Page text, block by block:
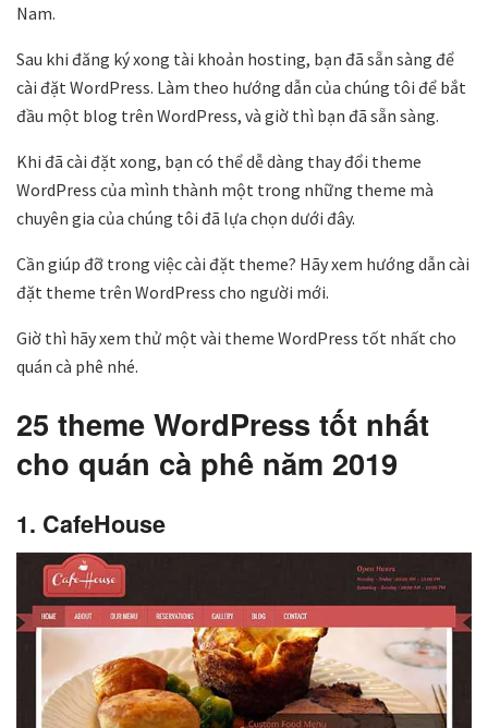
Nam.
Sau khi đăng ký xong tài khoản hosting, bạn đã sẵn sàng để
cài đặt WordPress. Làm theo hướng dẫn của chúng tôi để bắt
đầu một blog trên WordPress, và giờ thì bạn đã sẵn sàng.
Khi đã cài đặt xong, bạn có thể dễ dàng thay đổi theme
WordPress của mình thành một trong những theme mà
chuyên gia của chúng tôi đã lựa chọn dưới đây.
Cần giúp đỡ trong việc cài đặt theme? Hãy xem hướng dẫn cài
đặt theme trên WordPress cho người mới.
Giờ thì hãy xem thử một vài theme WordPress tốt nhất cho
quán cà phê nhé.
25 theme WordPress tốt nhất
cho quán cà phê năm 2019
1. CafeHouse